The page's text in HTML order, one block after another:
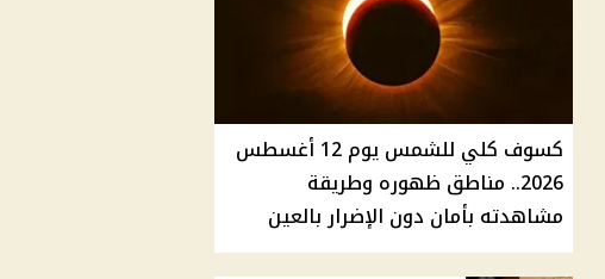
كسوف كلي للشمس يوم 12 أغسطس
2026.. مناطق ظهوره وطريقة
مشاهدته بأمان دون الإضرار بالعين